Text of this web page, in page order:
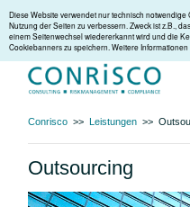
Diese Website verwendet nur technisch notwendige
Nutzung der Seiten zu verbessern. Zweck ist z.B.,
einem Seitenwechsel wiedererkannt wird und die
Cookiebanners zu speichern. Weitere
Conrisco >> Leistungen >>
Outsourcing